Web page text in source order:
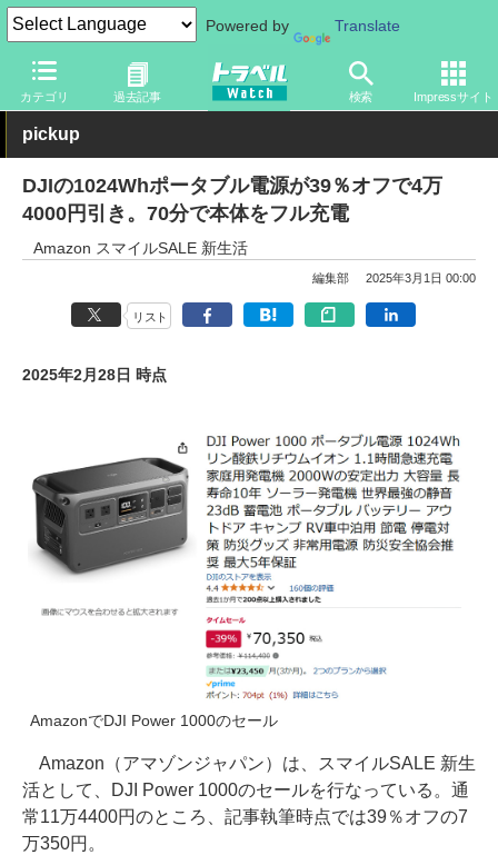
Powered by Translate
カテゴリ 過去記事 検索 Impressサイト
トラベル Watch 旅のアイテム 旅行グッズ 充電器・バッテリー
pickup
DJIの1024Whポータブル電源が39％オフで4万
4000円引き。70分で本体をフル充電
Amazon スマイルSALE 新生活
編集部 2025年3月1日 00:00
リスト
2025年2月28日 時点
AmazonでDJI Power 1000のセール
Amazon（アマゾンジャパン）は、スマイルSALE 新生
活として、DJI Power 1000のセールを行なっている。通
常11万4400円のところ、記事執筆時点では39％オフの7
万350円。